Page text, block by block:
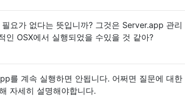
요가 없다는 뜻입니까? 그것은 Server.app 관리
인 OSX에서 실행되었을 수있을 것 같아?
를 계속 실행하면 안됩니다. 어쩌면 질문에 대한
자세히 설명해야합니다.